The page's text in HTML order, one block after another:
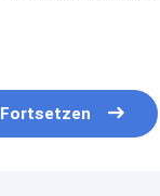
Fortsetzen